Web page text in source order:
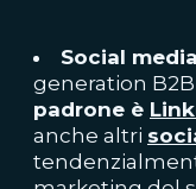
Social media
generation
padrone è
anche altri